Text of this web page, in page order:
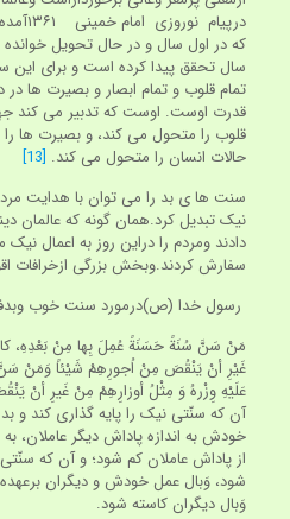
که در اول سال و در حال تحویل
سال تحقق پیدا کرده است و برای این
تمام قلوب و تمام ابصار و بصیرت ها
قدرت اوست. اوست که تدبیر می کند
قلوب را متحول می کند، و بصیرت ها
حالات انسان را متحول می کند. [13]
سنت ها ی بد را می توان با هدایت
نیک تبدیل کرد.همان گونه که عالمان
دادند ومردم را دراین روز به اعمال
سفارش کردند.وبخش بزرگی ازخرافات
رسول خدا (ص)درمورد سنت خوب
مَنْ سَنَّ سُنَةً حَسَنَةً عُمِلَ بِها مِنْ بَعْدِهِ،
غَیْرِ أنْ یَنْقُصَ مِنْ اُجورِهِمْ شَیْئاً وَمَنْ سَنَّ
عَلَیْهِ وِزْرهُ وَ مِثْلُ أوزارِهِمْ مِنْ غَیرِ أنْ
آن که سنّتی نیک را پایه گذاری کند و
خودش به اندازه پاداش دیگر عاملان،
از پاداش عاملان کم شود؛ و آن که سنّتی
شود، وَبال عمل خودش و دیگران
وَبال دیگران کاسته شود.